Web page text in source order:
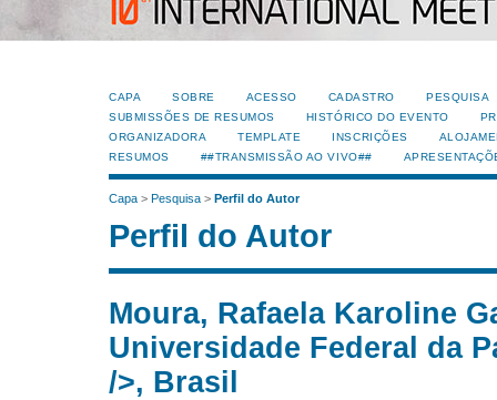
CAPA SOBRE ACESSO CADASTRO
PESQUISA
SUBMISSÕES DE RESUMOS
HISTÓRICO DO EVENTO
ORGANIZADORA
TEMPLATE INSCRIÇÕES
RESUMOS
##TRANSMISSÃO AO VIVO##
Capa > Pesquisa > Perfil do Autor
Perfil do Autor
Moura, Rafaela Karoline
Universidade Federal da
/>, Brasil